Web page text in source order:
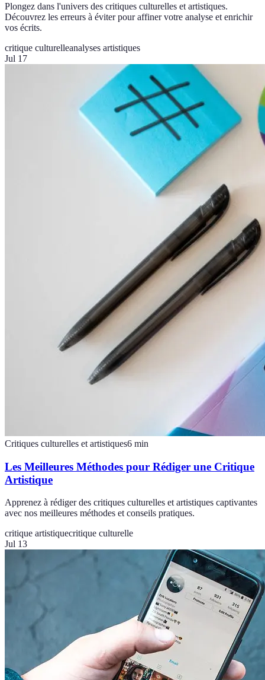
Plongez dans l'univers des critiques culturelles et artistiques.
Découvrez les erreurs à éviter pour affiner votre analyse et enrichir
vos écrits.
critique culturelleanalyses artistiques
Jul 17
Critiques culturelles et artistiques6 min
Les Meilleures Méthodes pour Rédiger une Critique
Artistique
Apprenez à rédiger des critiques culturelles et artistiques captivantes
avec nos meilleures méthodes et conseils pratiques.
critique artistiquecritique culturelle
Jul 13